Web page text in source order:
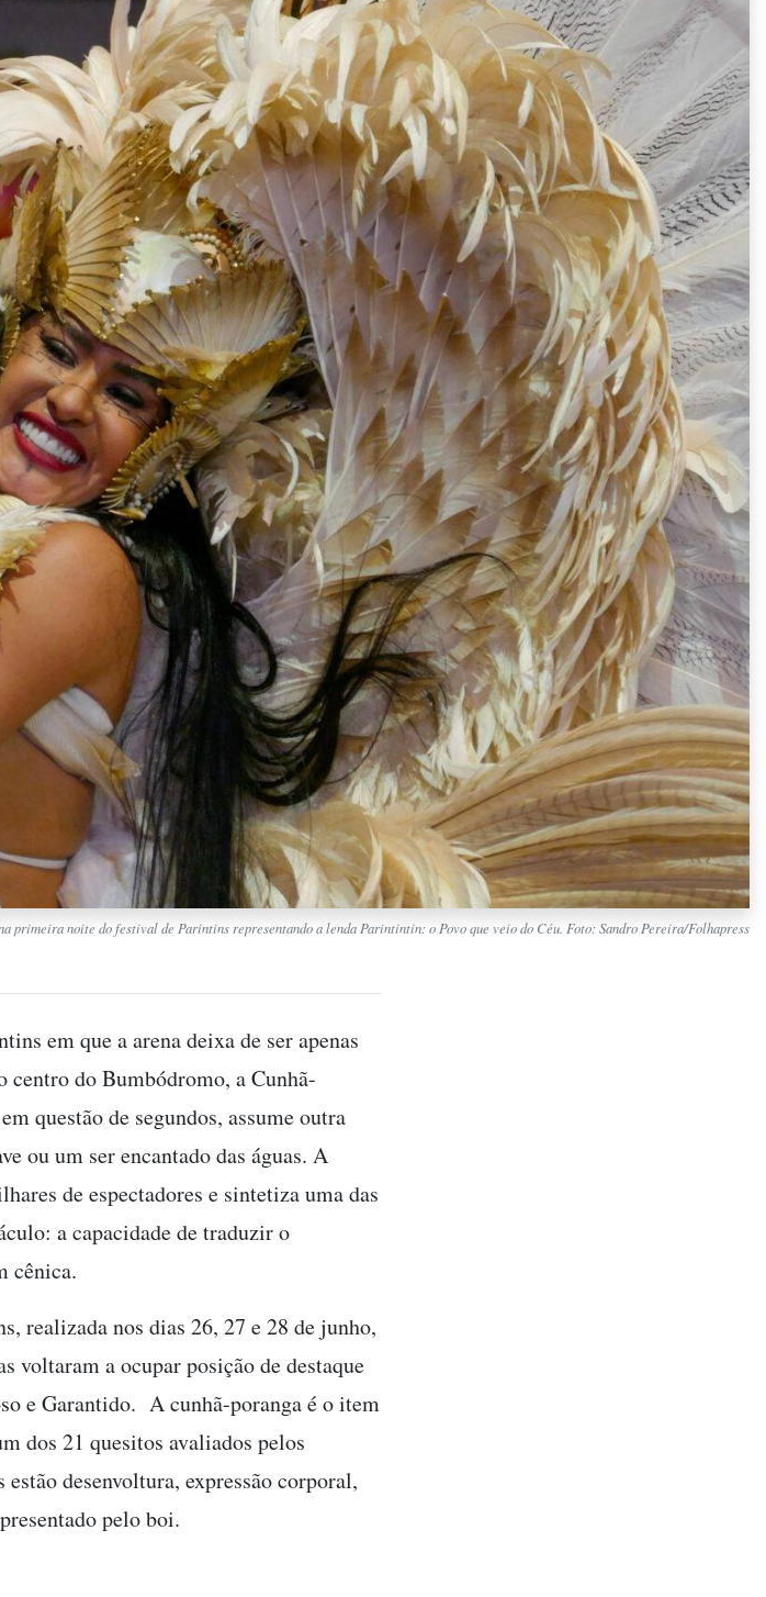
primeira noite do festival de Parintins representando a lenda Parintintin: o Povo que veio do Céu. Foto: Sandro Pereira/Folhapress
em que a arena deixa de ser apenas
centro do Bumbódromo, a Cunhã-
questão de segundos, assume outra
ou um ser encantado das águas. A
de espectadores e sintetiza uma das
a capacidade de traduzir o
cênica.
realizada nos dias 26, 27 e 28 de junho,
voltaram a ocupar posição de destaque
e Garantido. A cunhã-poranga é o item
dos 21 quesitos avaliados pelos
desenvoltura, expressão corporal,
pelo boi.